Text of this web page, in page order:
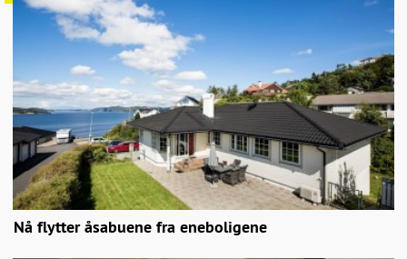
Nå flytter åsabuene fra eneboligene